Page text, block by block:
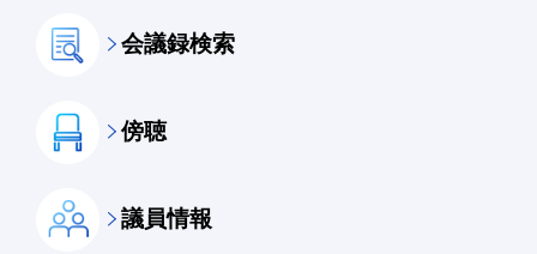
会議録検索
傍聴
議員情報